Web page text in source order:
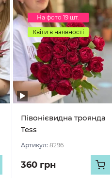
На фото 19 шт.
Квіти в наявності
Півонієвидна троянда
Tess
Артикул: 8296
360 грн